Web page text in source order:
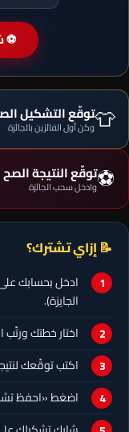
⚽
👕توقّع التشكيل
وكن أول الفائزين بالجائزة
⚽توقّع النتيجة الصح
وادخل سحب الجائزة
📝 إزاي تشترك؟
ادخل بحسابك
الجايزة).
اختار خطتك ورتّب الـ11 لاعب اللي متوقّع يبدأوا
اكتب توقّعك
اضغط «احفظ